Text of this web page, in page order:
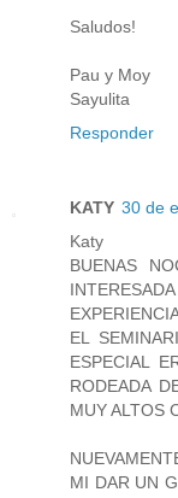
Saludos!
Pau y Moy
Sayulita
Responder
KATY 30 de
Katy
BUENAS
EL
ESPECIAL
RODEADA
MUY ALTOS
MI DAR UN